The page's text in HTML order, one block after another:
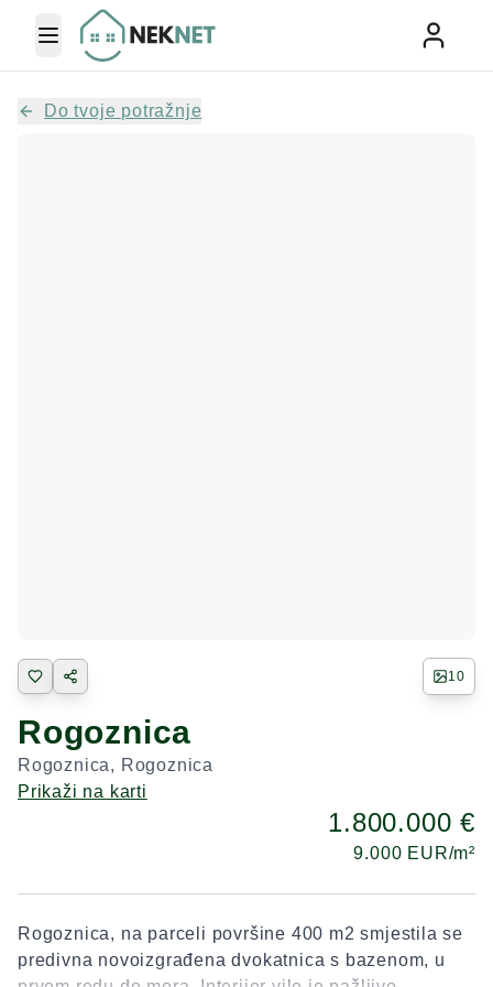
Toggle Menu
Do tvoje potražnje
10
Rogoznica
Rogoznica, Rogoznica
Prikaži na karti
1.800.000 €
9.000 EUR/m²
Rogoznica, na parceli površine 400 m2 smjestila se
predivna novoizgrađena dvokatnica s bazenom, u